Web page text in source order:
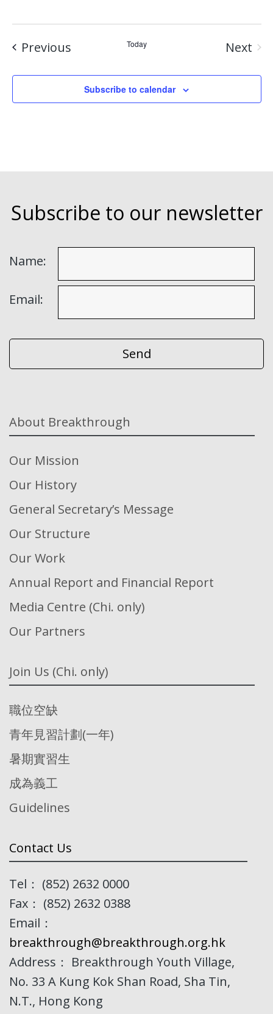
PreviousEvents Today
Next
Subscribe to calendar
Subscribe to our newsletter
Name:
Email:
About Breakthrough
Our Mission
Our History
General Secretary’s Message
Our Structure
Our Work
Annual Report and Financial Report
Media Centre (Chi. only)
Our Partners
Join Us (Chi. only)
職位空缺
青年見習計劃(一年)
暑期實習生
成為義工
Guidelines
Contact Us
Tel： (852) 2632 0000
Fax： (852) 2632 0388
Email：
breakthrough@breakthrough.org.hk
Address： Breakthrough Youth Village,
No. 33 A Kung Kok Shan Road, Sha Tin,
N.T., Hong Kong